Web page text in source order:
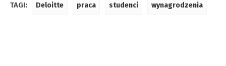
TAGI: Deloitte praca studenci wynagrodzenia